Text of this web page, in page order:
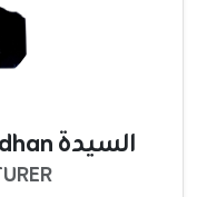
السيدة Chira Abdullah Ramadhan